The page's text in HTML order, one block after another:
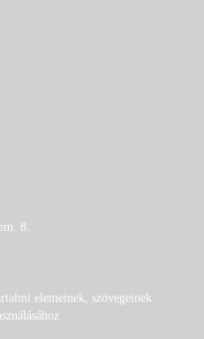
8.
elemeinek, szövegeinek